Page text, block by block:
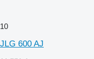
10
JLG 600 AJ